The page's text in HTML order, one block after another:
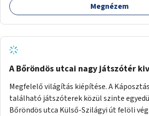
Megnézem
A Bőröndös utcai nagy játszótér
Megfelelő világítás kiépítése. A
található játszóterek közül szinte
Bőröndös utca Külső-Szilágyi út felöli